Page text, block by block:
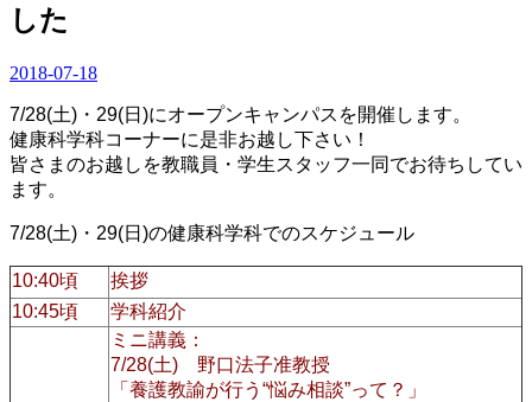
した
2018-07-18
7/28(土)・29(日)にオープンキャンパスを開催します。
健康科学科コーナーに是非お越し下さい！
皆さまのお越しを教職員・学生スタッフ一同でお待ちしてい
ます。
7/28(土)・29(日)の健康科学科でのスケジュール
10:40頃
挨拶
10:45頃
学科紹介
ミニ講義：
7/28(土) 野口法子准教授
「養護教諭が行う“悩み相談”って？」